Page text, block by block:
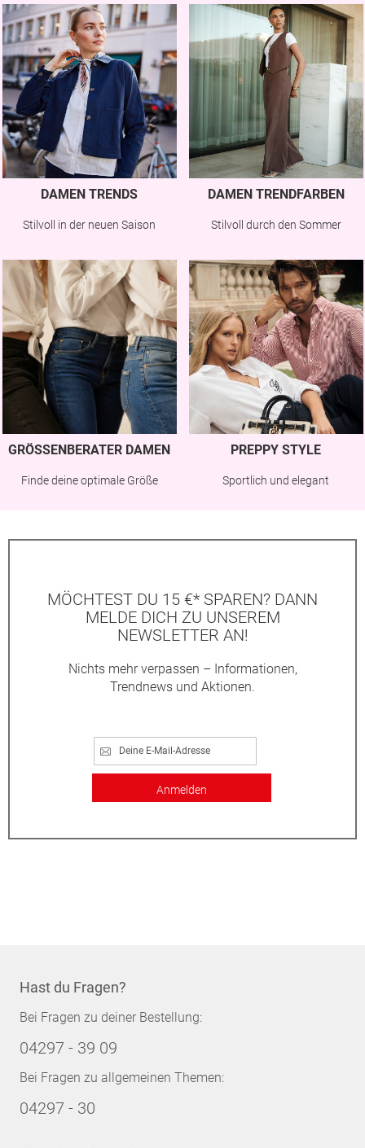
DAMEN TRENDS
Stilvoll in der neuen Saison
DAMEN TRENDFARBEN
Stilvoll durch den Sommer
GRÖSSENBERATER DAMEN
Finde deine optimale Größe
PREPPY STYLE
Sportlich und elegant
MÖCHTEST DU 15 €* SPAREN? DANN
MELDE DICH ZU UNSEREM
NEWSLETTER AN!
Nichts mehr verpassen – Informationen,
Trendnews und Aktionen.
Anmelden
Hast du Fragen?
Bei Fragen zu deiner Bestellung:
04297 - 39 09
Bei Fragen zu allgemeinen Themen:
04297 - 30